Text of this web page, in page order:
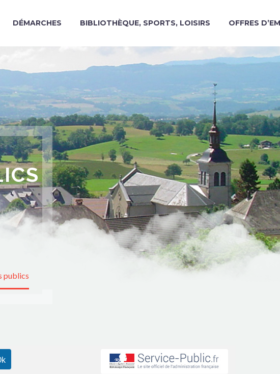
DÉMARCHES BIBLIOTHÈQUE, SPORTS, LOISIRS OFFRES
publics